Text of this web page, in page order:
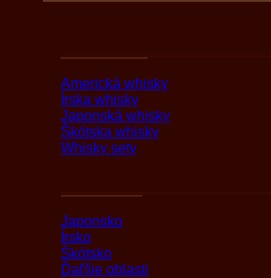
Americká whisky
Írska whisky
Japonská whisky
Škótska whisky
Whisky sety
Japonsko
Írsko
Škótsko
Ďaľšie oblasti